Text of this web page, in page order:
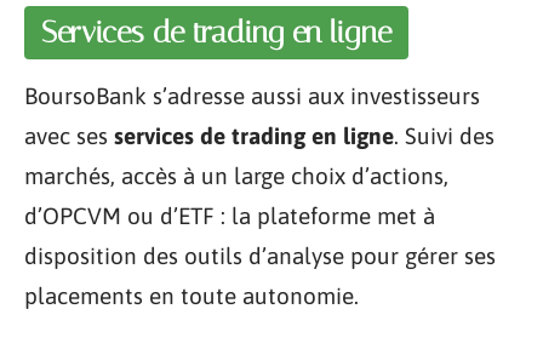
Services de trading en ligne
BoursoBank s’adresse aussi aux investisseurs
avec ses services de trading en ligne. Suivi des
marchés, accès à un large choix d’actions,
d’OPCVM ou d’ETF : la plateforme met à
disposition des outils d’analyse pour gérer ses
placements en toute autonomie.